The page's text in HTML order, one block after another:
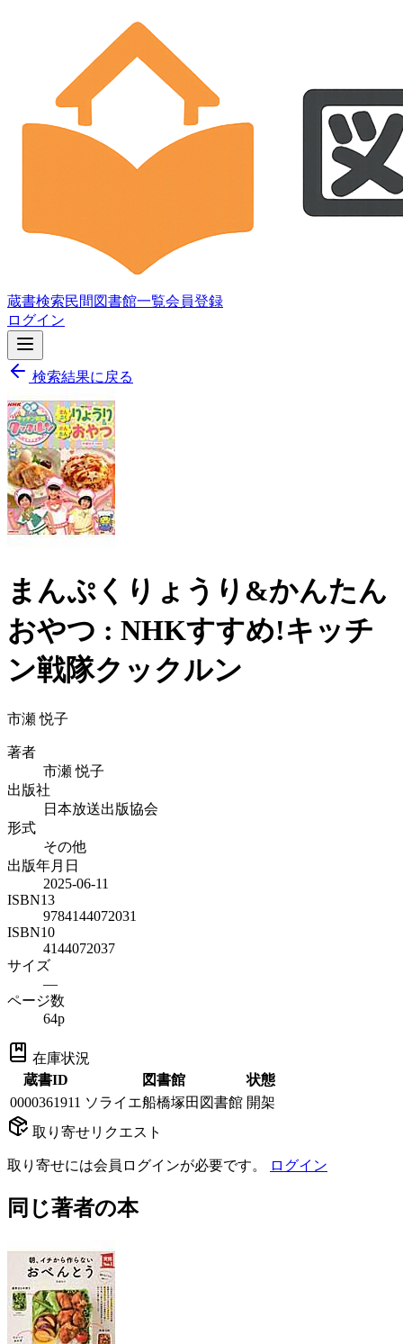
蔵書検索民間図書館一覧会員登録
ログイン
検索結果に戻る
まんぷくりょうり&かんたん
おやつ : NHKすすめ!キッチ
ン戦隊クックルン
市瀬 悦子
著者
市瀬 悦子
出版社
日本放送出版協会
形式
その他
出版年月日
2025-06-11
ISBN13
9784144072031
ISBN10
4144072037
サイズ
—
ページ数
64p
在庫状況
蔵書ID
図書館
状態
0000361911 ソライエ船橋塚田図書館 開架
取り寄せリクエスト
取り寄せには会員ログインが必要です。 ログイン
同じ著者の本